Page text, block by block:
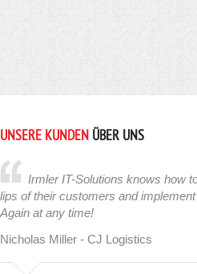
UNSERE KUNDEN ÜBER UNS
Irmler IT-Solutions knows how
lips of their customers and
Again at any time!
Nicholas Miller - CJ Logistics